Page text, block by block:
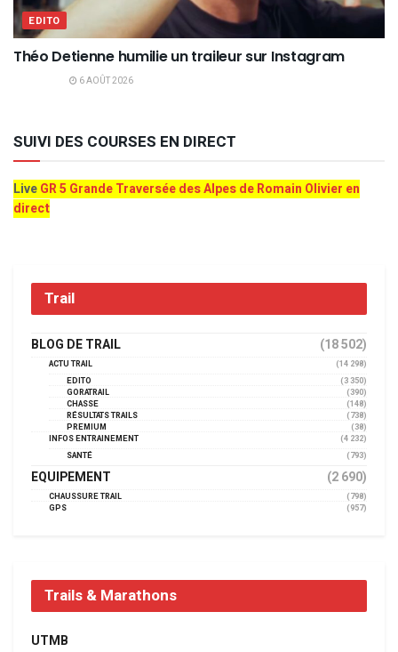
EDITO
Théo Detienne humilie un traileur sur Instagram
6 AOÛT 2026
SUIVI DES COURSES EN DIRECT
LiveGR 5 Grande Traversée des Alpes de Romain Olivier en
direct
Trail
BLOG DE TRAIL (18 502)
ACTU TRAIL
(14 298)
EDITO
(3 350)
GORATRAIL
(390)
CHASSE
(148)
RÉSULTATS TRAILS
(738)
PREMIUM
(38)
INFOS ENTRAINEMENT
(4 232)
SANTÉ
(793)
EQUIPEMENT (2 690)
CHAUSSURE TRAIL
(798)
GPS
(957)
Trails & Marathons
UTMB